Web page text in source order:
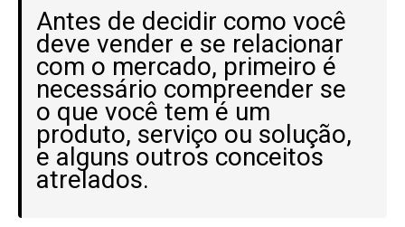
Antes de decidir como você
deve vender e se relacionar
com o mercado, primeiro é
necessário compreender se
o que você tem é um
produto, serviço ou solução,
e alguns outros conceitos
atrelados.